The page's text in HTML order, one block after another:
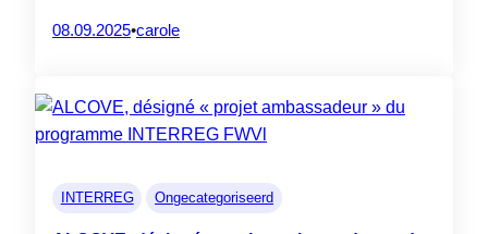
08.09.2025•carole
INTERREG Ongecategoriseerd
01. Vous êtes ?